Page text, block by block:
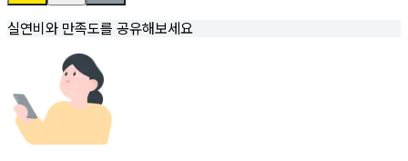
실연비와 만족도를 공유해보세요